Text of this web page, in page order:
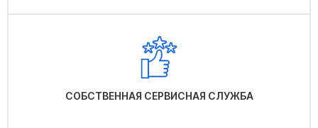
СОБСТВЕННАЯ СЕРВИСНАЯ СЛУЖБА